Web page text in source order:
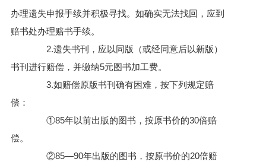
办理遗失申报手续并积极寻找。如确实无法找回，应到
赔书处办理赔书手续。
2.遗失书刊，应以同版（或经同意后以新版）
书刊进行赔偿，并缴纳5元图书加工费。
3.如赔偿原版书刊确有困难，按下列规定赔
偿：
①85年以前出版的图书，按原书价的30倍赔
偿。
②85—90年出版的图书，按原书价的20倍赔